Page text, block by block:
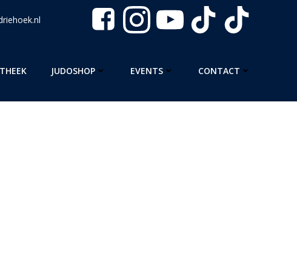
JUDOSHOP EVENTS CONTACT